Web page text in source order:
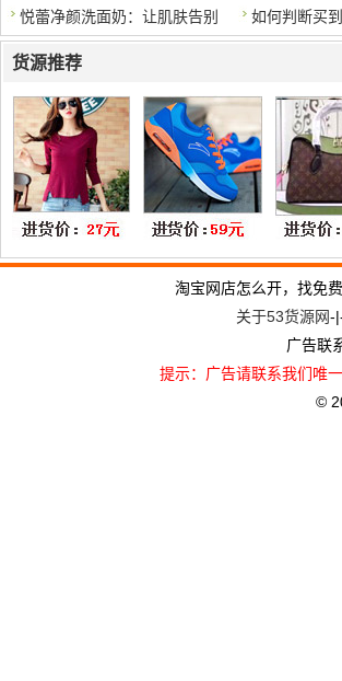
悦蕾净颜洗面奶：让肌肤告别
如何判断买
货源推荐
淘宝网店怎么开，找免
关于53货源网-
广告联
提示：广告请联系我们唯
©